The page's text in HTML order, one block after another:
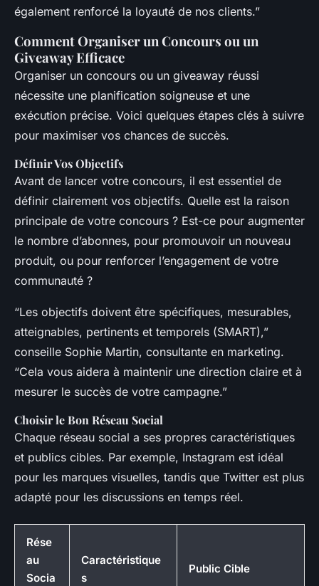
également renforcé la loyauté de nos clients.”
Comment Organiser un Concours ou un
Giveaway Efficace
Organiser un concours ou un giveaway réussi
nécessite une planification soigneuse et une
exécution précise. Voici quelques étapes clés à suivre
pour maximiser vos chances de succès.
Définir Vos Objectifs
Avant de lancer votre concours, il est essentiel de
définir clairement vos objectifs. Quelle est la raison
principale de votre concours ? Est-ce pour augmenter
le nombre d’abonnes, pour promouvoir un nouveau
produit, ou pour renforcer l’engagement de votre
communauté ?
“Les objectifs doivent être spécifiques, mesurables,
atteignables, pertinents et temporels (SMART),”
conseille Sophie Martin, consultante en marketing.
“Cela vous aidera à maintenir une direction claire et à
mesurer le succès de votre campagne.”
Choisir le Bon Réseau Social
Chaque réseau social a ses propres caractéristiques
et publics cibles. Par exemple, Instagram est idéal
pour les marques visuelles, tandis que Twitter est plus
adapté pour les discussions en temps réel.
Rése
au
Socia
Caractéristique
s
Public Cible